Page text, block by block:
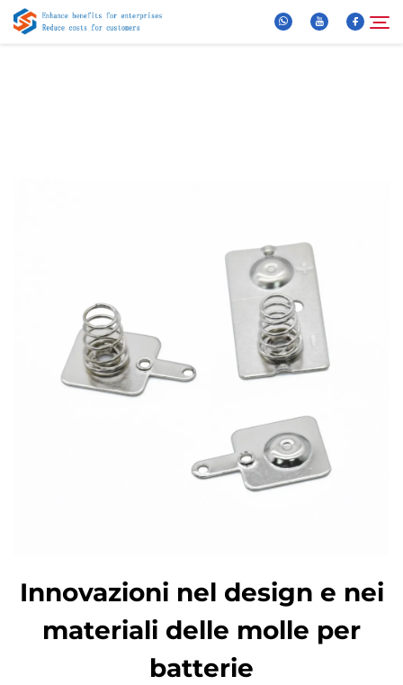
Contattaci
Innovazioni nel design e nei
materiali delle molle per
batterie